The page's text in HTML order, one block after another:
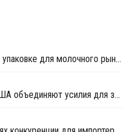
NEOPOLIS усиливает позиции в упаковке для молочного рынка
Производители полистирола США объединяют усилия для защиты рынка от экологических ограничений